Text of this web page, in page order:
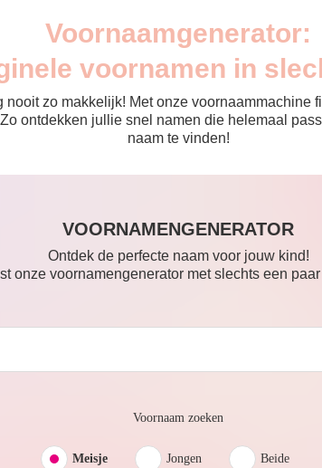
Voornaamgenerator:
voornamen in
zo makkelijk! Met onze
ontdekken jullie snel namen die helemaal
naam te vinden!
VOORNAMENGENERATOR
Ontdek de perfecte naam voor jouw kind!
onze voornamengenerator met slechts een
Voornaam zoeken
Meisje Jongen Beide